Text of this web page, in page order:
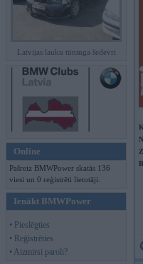
Latvijas lauku tūninga šedevri
Online
Pašreiz BMWPower skatās 136
viesi un 0 reģistrēti lietotāji.
Ienākt BMWPower
• Pieslēgties
• Reģistrēties
• Aizmirsi paroli?